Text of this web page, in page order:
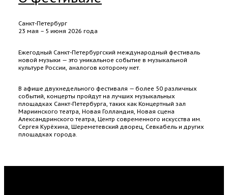
Санкт-Петербург
23 мая – 5 июня 2026 года
Ежегодный Санкт-Петербургский международный фестиваль
новой музыки — это уникальное событие в музыкальной
культуре России, аналогов которому нет.
В афише двухнедельного фестиваля — более 50 различных
событий, концерты пройдут на лучших музыкальных
площадках Санкт-Петербурга, таких как Концертный зал
Мариинского театра, Новая Голландия, Новая сцена
Александринского театра, Центр современного искусства им.
Сергея Курёхина, Шереметевский дворец, Севкабель и других
площадках города.